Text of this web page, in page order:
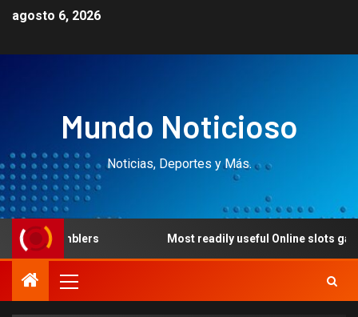
agosto 6, 2026
Mundo Noticioso
Noticias, Deportes y Más.
Most readily useful Online slots games & United